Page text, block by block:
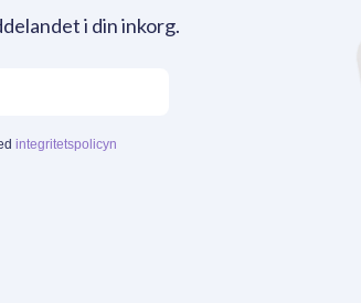
i din inkorg.
integritetspolicyn